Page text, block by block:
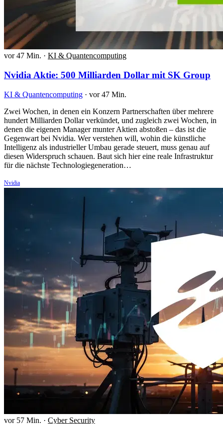
vor 47 Min. · KI & Quantencomputing
Nvidia Aktie: 500 Milliarden Dollar mit SK Group
KI & Quantencomputing · vor 47 Min.
Zwei Wochen, in denen ein Konzern Partnerschaften über mehrere
hundert Milliarden Dollar verkündet, und zugleich zwei Wochen, in
denen die eigenen Manager munter Aktien abstoßen – das ist die
Gegenwart bei Nvidia. Wer verstehen will, wohin die künstliche
Intelligenz als industrieller Umbau gerade steuert, muss genau auf
diesen Widerspruch schauen. Baut sich hier eine reale Infrastruktur
für die nächste Technologiegeneration…
Nvidia
vor 57 Min. · Cyber Security